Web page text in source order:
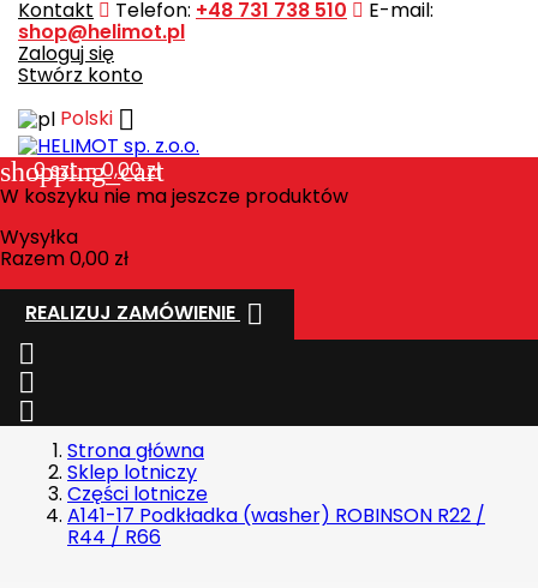
Kontakt Telefon: +48 731 738 510 E-mail:
shop@helimot.pl
Zaloguj się
Stwórz konto
Polski 
shopping_cart
0szt. - 0,00 zł
W koszyku nie ma jeszcze produktów
Wysyłka
Razem0,00 zł
REALIZUJ ZAMÓWIENIE 



Strona główna
Sklep lotniczy
Części lotnicze
A141-17 Podkładka (washer) ROBINSON R22 /
R44 / R66